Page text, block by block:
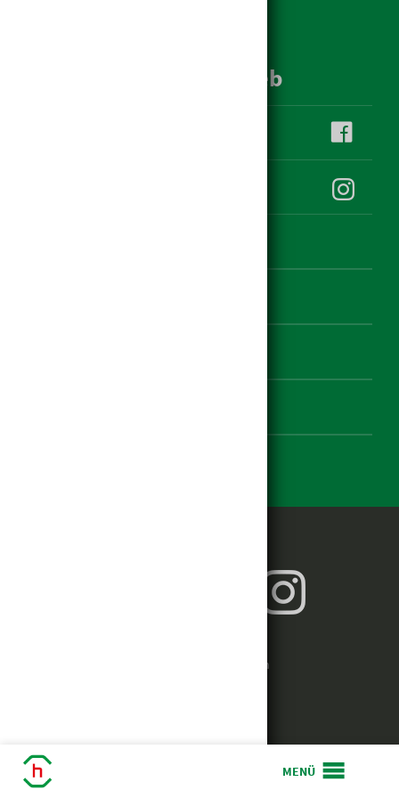
Mode Klauss
hagebau im Social Web
hagebau weiterempfehlen